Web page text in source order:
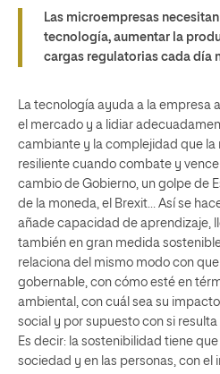
Las microempresas
tecnología, aumentar la
cargas regulatorias cada día
La tecnología ayuda a la empresa
el mercado y a lidiar
cambiante y la complejidad que la
resiliente cuando combate y
cambio de Gobierno, un golpe de
de la moneda, el Brexit… Así se
añade capacidad de aprendizaje,
también en gran medida
relaciona del mismo modo con
gobernable, con cómo esté en
ambiental, con cuál sea su
social y por supuesto con si
Es decir: la sostenibilidad tiene
sociedad y en las personas, con el